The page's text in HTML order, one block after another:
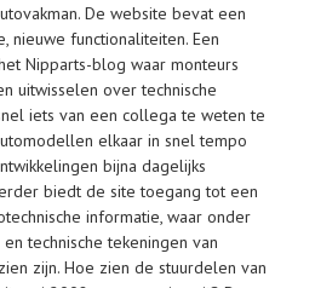
De website bevat een
nieuwe functionaliteiten. Een
Nipparts-blog waar monteurs
uitwisselen over technische
iets van een collega te weten te
elkaar in snel tempo
bijna dagelijks
biedt de site toegang tot een
informatie, waar onder
technische tekeningen van
zijn. Hoe zien de stuurdelen van